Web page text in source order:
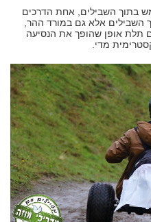
בתוך השבילים, אחת הדרכים
השבילים אלא גם במורד ההר,
תלת אופן שהופך את הנסיעה
מדי.